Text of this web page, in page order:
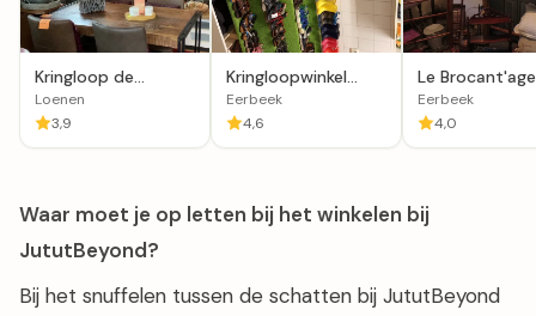
Kringloop de
Waterlelie in Loenen
Loenen
3,9
Kringloopwinkel
stichting
kinderkledingbeurs
Eerbeek
Eerbeek
4,6
Le Brocant'age
Eerbeek
4,0
Waar moet je op letten bij het winkelen bij
JututBeyond?
Bij het snuffelen tussen de schatten bij JututBeyond